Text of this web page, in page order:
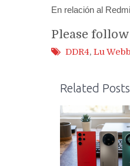
En relación al
Please
DDR4, Lu
Related Posts